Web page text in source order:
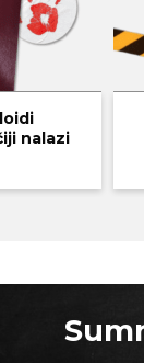
nalazi